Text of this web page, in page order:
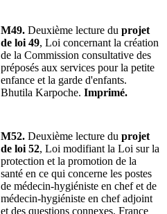
M49. Deuxième lecture du projet
de loi 49, Loi concernant la création
de la Commission consultative des
préposés aux services pour la petite
enfance et la garde d'enfants.
Bhutila Karpoche. Imprimé.
M52. Deuxième lecture du projet
de loi 52, Loi modifiant la Loi sur la
protection et la promotion de la
santé en ce qui concerne les postes
de médecin-hygiéniste en chef et de
médecin-hygiéniste en chef adjoint
et des questions connexes. France